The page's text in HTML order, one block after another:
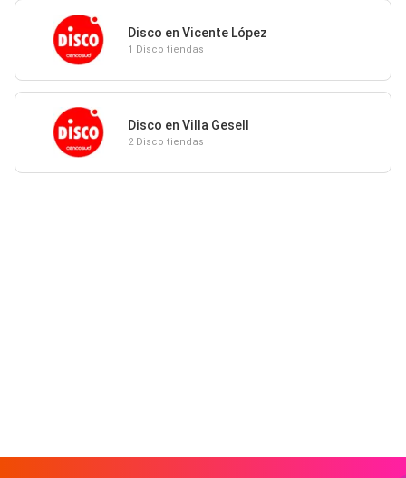
Disco en Vicente López
1 Disco tiendas
Disco en Villa Gesell
2 Disco tiendas